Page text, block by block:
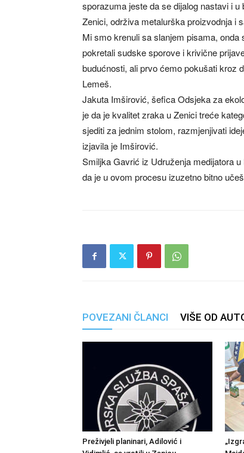
sporazuma jeste da se dijalog nastavi i
Zenici, održiva metalurška proizvodnja i
Mi smo krenuli sa slanjem pisama,
pokretali sudske sporove i krivične
budućnosti, ali prvo ćemo pokušati kroz
Lemeš.
Jakuta Imširović, šefica Odsjeka za
je da je kvalitet zraka u Zenici treće
sjediti za jednim stolom, razmjenjivati
izjavila je Imširović.
Smiljka Gavrić iz Udruženja medijatora
da je u ovom procesu izuzetno bitno
POVEZANI ČLANCI VIŠE OD
Preživjeli planinari, Adilović i